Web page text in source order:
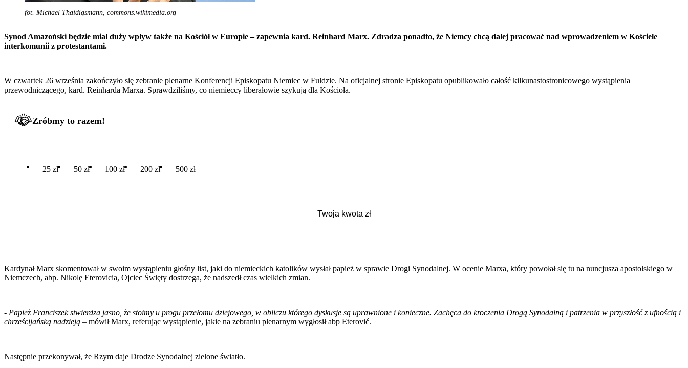
fot. Michael Thaidigsmann, commons.wikimedia.org
Synod Amazoński będzie miał duży wpływ także na Kościół w Europie – zapewnia kard. Reinhard Marx. Zdradza ponadto, że Niemcy chcą dalej pracować nad wprowadzeniem w Kościele
interkomunii z protestantami.
W czwartek 26 września zakończyło się zebranie plenarne Konferencji Episkopatu Niemiec w Fuldzie. Na oficjalnej stronie Episkopatu opublikowało całość kilkunastostronicowego wystąpienia
przewodniczącego, kard. Reinharda Marxa. Sprawdziliśmy, co niemieccy liberałowie szykują dla Kościoła.
Zróbmy to razem!
25 zł 50 zł 100 zł 200 zł 500 zł
Kardynał Marx skomentował w swoim wystąpieniu głośny list, jaki do niemieckich katolików wysłał papież w sprawie Drogi Synodalnej. W ocenie Marxa, który powołał się tu na nuncjusza apostolskiego w
Niemczech, abp. Nikolę Eterovicia, Ojciec Święty dostrzega, że nadszedł czas wielkich zmian.
- Papież Franciszek stwierdza jasno, że stoimy u progu przełomu dziejowego, w obliczu którego dyskusje są uprawnione i konieczne. Zachęca do kroczenia Drogą Synodalną i patrzenia w przyszłość z ufnością i
chrześcijańską nadzieją – mówił Marx, referując wystąpienie, jakie na zebraniu plenarnym wygłosił abp Eterović.
Następnie przekonywał, że Rzym daje Drodze Synodalnej zielone światło.